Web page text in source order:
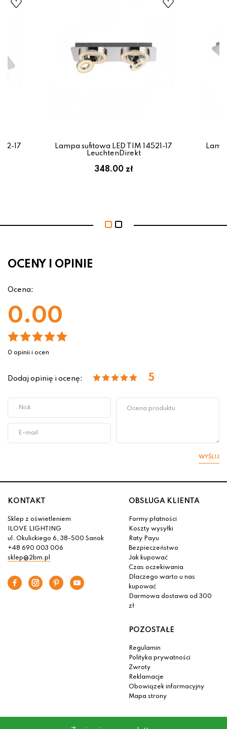
17
Lampa sufitowa LED TIM 14521-17
LeuchtenDirekt
348.00 zł
OCENY I OPINIE
Ocena:
0.00
0 opinii i ocen
Dodaj opinię i ocenę: 5
WYŚLIJ
KONTAKT
Sklep z oświetleniem
ILOVE LIGHTING
ul. Okulickiego 6, 38-500 Sanok
+48 690 003 006
sklep@2bm.pl
OBSŁUGA KLIENTA
Formy płatności
Koszty wysyłki
Raty Payu
Bezpieczeństwo
Jak kupować
Czas oczekiwania
Dlaczego warto u nas
kupować
Darmowa dostawa od 300
zł
POZOSTAŁE
Regulamin
Polityka prywatności
Zwroty
Reklamacje
Obowiązek informacyjny
Mapa strony